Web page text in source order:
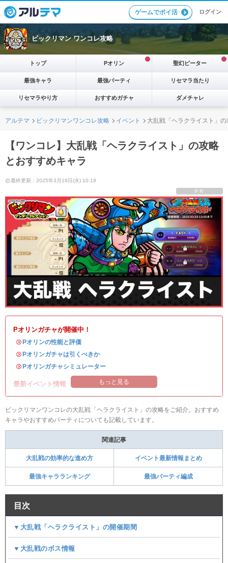
ゲームでポイ活 ログイン
ビックリマン ワンコレ攻略
トップ Pオリン 聖幻ピーター
最強キャラ 最強パーティ リセマラ当たり
リセマラやり方 おすすめガチャ ダメチャレ
アルテマ ビックリマンワンコレ攻略 イベント 大乱戦「ヘラクライスト」
【ワンコレ】大乱戦「ヘラクライスト」の攻略
とおすすめキャラ
最終更新：2025年3月19日(水) 10:19
PR
Pオリンガチャが開催中！
・Pオリンの性能と評価
・Pオリンガチャは引くべきか
・Pオリンガチャシミュレーター
最新イベント情報 もっと見る
ビックリマンワンコレの大乱戦「ヘラクライスト」の攻略をご紹介。おすすめ
キャラやおすすめパーティについても記載しています。
関連記事
大乱戦の効率的な進め方 イベント最新情報まとめ
最強キャラランキング 最強パーティ編成
目次
▼大乱戦「ヘラクライスト」の開催期間
▼大乱戦のボス情報